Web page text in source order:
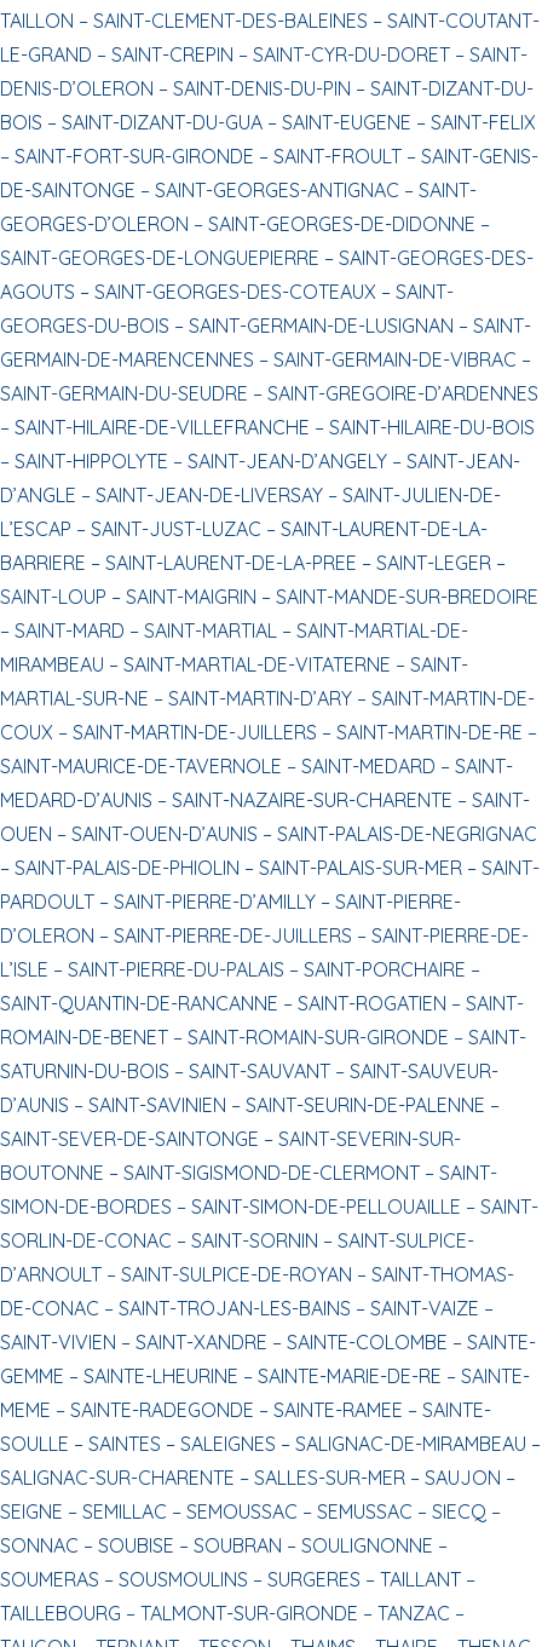
TAILLON – SAINT-CLEMENT-DES-BALEINES – SAINT-COUTANT-
LE-GRAND – SAINT-CREPIN – SAINT-CYR-DU-DORET – SAINT-
DENIS-D’OLERON – SAINT-DENIS-DU-PIN – SAINT-DIZANT-DU-
BOIS – SAINT-DIZANT-DU-GUA – SAINT-EUGENE – SAINT-FELIX
– SAINT-FORT-SUR-GIRONDE – SAINT-FROULT – SAINT-GENIS-
DE-SAINTONGE – SAINT-GEORGES-ANTIGNAC – SAINT-
GEORGES-D’OLERON – SAINT-GEORGES-DE-DIDONNE –
SAINT-GEORGES-DE-LONGUEPIERRE – SAINT-GEORGES-DES-
AGOUTS – SAINT-GEORGES-DES-COTEAUX – SAINT-
GEORGES-DU-BOIS – SAINT-GERMAIN-DE-LUSIGNAN – SAINT-
GERMAIN-DE-MARENCENNES – SAINT-GERMAIN-DE-VIBRAC –
SAINT-GERMAIN-DU-SEUDRE – SAINT-GREGOIRE-D’ARDENNES
– SAINT-HILAIRE-DE-VILLEFRANCHE – SAINT-HILAIRE-DU-BOIS
– SAINT-HIPPOLYTE – SAINT-JEAN-D’ANGELY – SAINT-JEAN-
D’ANGLE – SAINT-JEAN-DE-LIVERSAY – SAINT-JULIEN-DE-
L’ESCAP – SAINT-JUST-LUZAC – SAINT-LAURENT-DE-LA-
BARRIERE – SAINT-LAURENT-DE-LA-PREE – SAINT-LEGER –
SAINT-LOUP – SAINT-MAIGRIN – SAINT-MANDE-SUR-BREDOIRE
– SAINT-MARD – SAINT-MARTIAL – SAINT-MARTIAL-DE-
MIRAMBEAU – SAINT-MARTIAL-DE-VITATERNE – SAINT-
MARTIAL-SUR-NE – SAINT-MARTIN-D’ARY – SAINT-MARTIN-DE-
COUX – SAINT-MARTIN-DE-JUILLERS – SAINT-MARTIN-DE-RE –
SAINT-MAURICE-DE-TAVERNOLE – SAINT-MEDARD – SAINT-
MEDARD-D’AUNIS – SAINT-NAZAIRE-SUR-CHARENTE – SAINT-
OUEN – SAINT-OUEN-D’AUNIS – SAINT-PALAIS-DE-NEGRIGNAC
– SAINT-PALAIS-DE-PHIOLIN – SAINT-PALAIS-SUR-MER – SAINT-
PARDOULT – SAINT-PIERRE-D’AMILLY – SAINT-PIERRE-
D’OLERON – SAINT-PIERRE-DE-JUILLERS – SAINT-PIERRE-DE-
L’ISLE – SAINT-PIERRE-DU-PALAIS – SAINT-PORCHAIRE –
SAINT-QUANTIN-DE-RANCANNE – SAINT-ROGATIEN – SAINT-
ROMAIN-DE-BENET – SAINT-ROMAIN-SUR-GIRONDE – SAINT-
SATURNIN-DU-BOIS – SAINT-SAUVANT – SAINT-SAUVEUR-
D’AUNIS – SAINT-SAVINIEN – SAINT-SEURIN-DE-PALENNE –
SAINT-SEVER-DE-SAINTONGE – SAINT-SEVERIN-SUR-
BOUTONNE – SAINT-SIGISMOND-DE-CLERMONT – SAINT-
SIMON-DE-BORDES – SAINT-SIMON-DE-PELLOUAILLE – SAINT-
SORLIN-DE-CONAC – SAINT-SORNIN – SAINT-SULPICE-
D’ARNOULT – SAINT-SULPICE-DE-ROYAN – SAINT-THOMAS-
DE-CONAC – SAINT-TROJAN-LES-BAINS – SAINT-VAIZE –
SAINT-VIVIEN – SAINT-XANDRE – SAINTE-COLOMBE – SAINTE-
GEMME – SAINTE-LHEURINE – SAINTE-MARIE-DE-RE – SAINTE-
MEME – SAINTE-RADEGONDE – SAINTE-RAMEE – SAINTE-
SOULLE – SAINTES – SALEIGNES – SALIGNAC-DE-MIRAMBEAU –
SALIGNAC-SUR-CHARENTE – SALLES-SUR-MER – SAUJON –
SEIGNE – SEMILLAC – SEMOUSSAC – SEMUSSAC – SIECQ –
SONNAC – SOUBISE – SOUBRAN – SOULIGNONNE –
SOUMERAS – SOUSMOULINS – SURGERES – TAILLANT –
TAILLEBOURG – TALMONT-SUR-GIRONDE – TANZAC –